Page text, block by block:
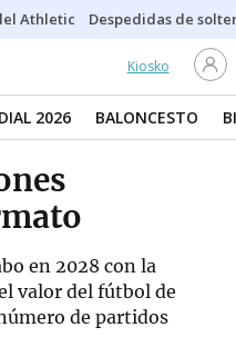
Athletic Despedidas de
Kiosko
2026 BALONCESTO
en 2028 con la
valor del fútbol de
de partidos